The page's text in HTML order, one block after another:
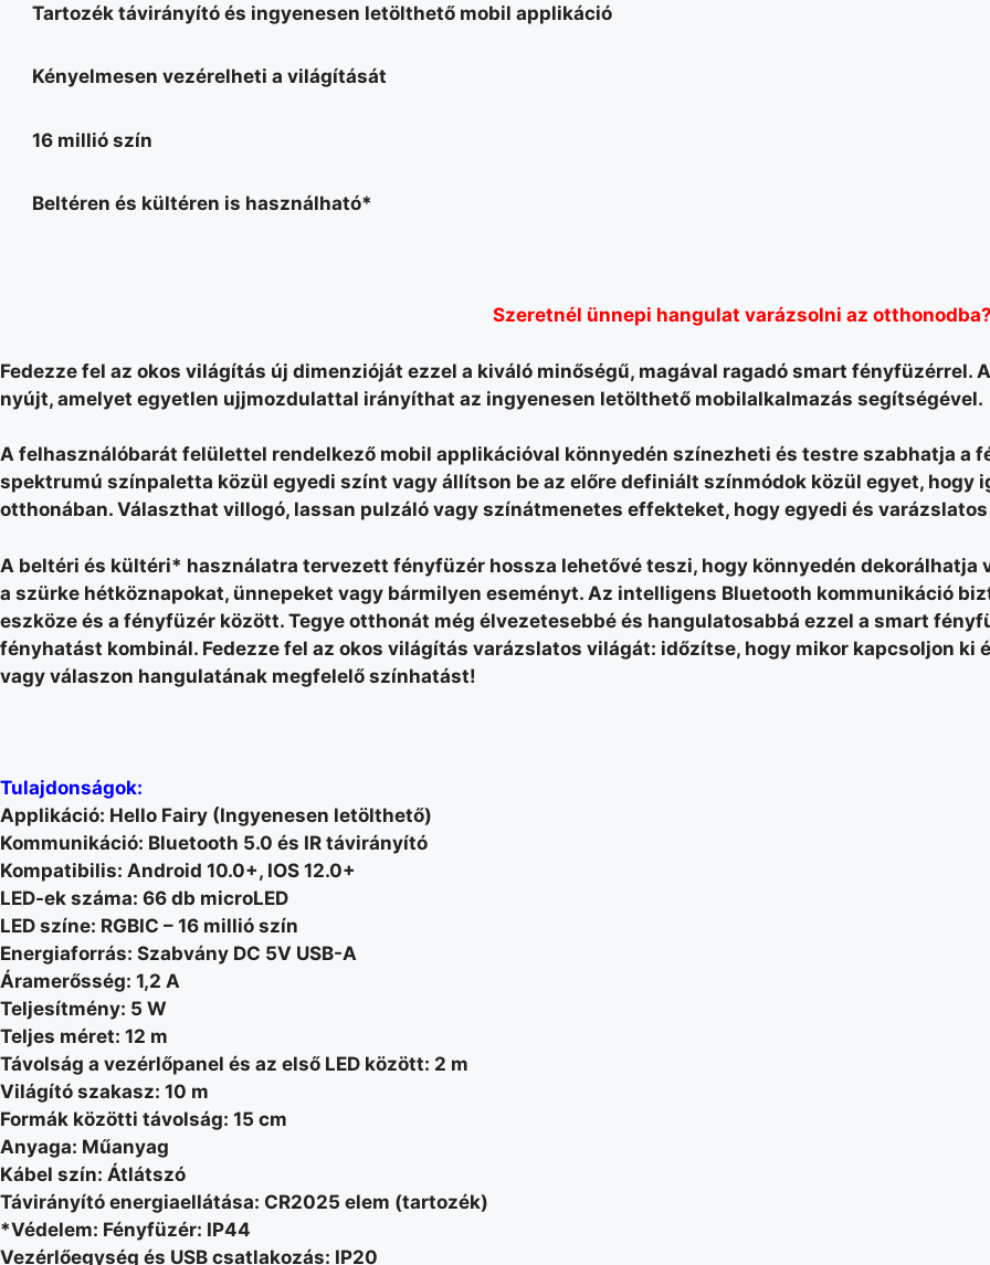
Tartozék távirányító és ingyenesen letölthető mobil applikáció
Kényelmesen vezérelheti a világítását
16 millió szín
Beltéren és kültéren is használható*
Szeretnél ünnepi hangulat varázsolni az
Fedezze fel az okos világítás új dimenzióját ezzel a kiváló minőségű, magával ragadó smart fényfüzérrel.
nyújt, amelyet egyetlen ujjmozdulattal irányíthat az ingyenesen letölthető mobilalkalmazás segítségével.
A felhasználóbarát felülettel rendelkező mobil applikációval könnyedén színezheti és testre szabhatja a
spektrumú színpaletta közül egyedi színt vagy állítson be az előre definiált színmódok közül egyet, hogy
otthonában. Választhat villogó, lassan pulzáló vagy színátmenetes effekteket, hogy egyedi és
A beltéri és kültéri* használatra tervezett fényfüzér hossza lehetővé teszi, hogy könnyedén dekorálhatja
a szürke hétköznapokat, ünnepeket vagy bármilyen eseményt. Az intelligens Bluetooth kommunikáció
eszköze és a fényfüzér között. Tegye otthonát még élvezetesebbé és hangulatosabbá ezzel a smart
fényhatást kombinál. Fedezze fel az okos világítás varázslatos világát: időzítse, hogy mikor kapcsoljon ki
vagy válaszon hangulatának megfelelő színhatást!
Tulajdonságok:
Applikáció: Hello Fairy (Ingyenesen letölthető)
Kommunikáció: Bluetooth 5.0 és IR távirányító
Kompatibilis: Android 10.0+, IOS 12.0+
LED-ek száma: 66 db microLED
LED színe: RGBIC – 16 millió szín
Energiaforrás: Szabvány DC 5V USB-A
Áramerősség: 1,2 A
Teljesítmény: 5 W
Teljes méret: 12 m
Távolság a vezérlőpanel és az első LED között: 2 m
Világító szakasz: 10 m
Formák közötti távolság: 15 cm
Anyaga: Műanyag
Kábel szín: Átlátszó
Távirányító energiaellátása: CR2025 elem (tartozék)
*Védelem: Fényfüzér: IP44
Vezérlőegység és USB csatlakozás: IP20